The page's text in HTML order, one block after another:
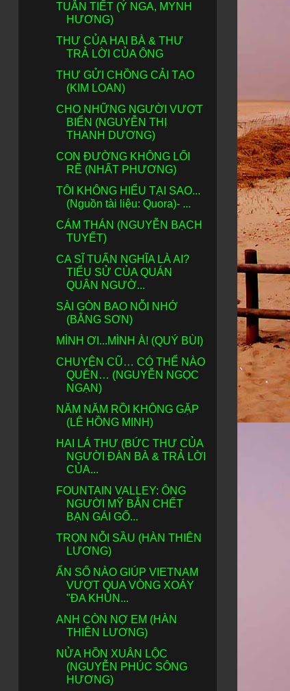
TUẪN TIẾT (Ý NGA, MYNH
HƯƠNG)
THƯ CỦA HAI BÀ & THƯ
TRẢ LỜI CỦA ÔNG
THƯ GỬI CHỒNG CẢI TẠO
(KIM LOAN)
CHO NHỮNG NGƯỜI VƯỢT
BIỂN (NGUYỄN THỊ
THANH DƯƠNG)
CON ĐƯỜNG KHÔNG LỐI
RẼ (NHẤT PHƯƠNG)
TÔI KHÔNG HIỂU TẠI SAO...
(Nguồn tài liệu: Quora)- ...
CÁM THÁN (NGUYỄN BẠCH
TUYẾT)
CA SĨ TUẤN NGHĨA LÀ AI?
TIỂU SỬ CỦA QUÁN
QUÂN NGƯỜ...
SÀI GÒN BAO NỖI NHỚ
(BẰNG SƠN)
MÌNH ƠI...MÌNH À! (QUÝ BÙI)
CHUYỆN CŨ… CÓ THỂ NÀO
QUÊN… (NGUYỄN NGỌC
NGẠN)
NĂM NĂM RỒI KHÔNG GẶP
(LÊ HỒNG MINH)
HAI LÁ THƯ (BỨC THƯ CỦA
NGƯỜI ĐÀN BÀ & TRẢ LỜI
CỦA...
FOUNTAIN VALLEY: ÔNG
NGƯỜI MỸ BẮN CHẾT
BẠN GÁI GỐ...
TRỌN NỖI SẦU (HÀN THIÊN
LƯƠNG)
ẨN SỐ NÀO GIÚP VIETNAM
VƯỢT QUA VÒNG XOÁY
"ĐA KHỦN...
ANH CÒN NỢ EM (HÀN
THIÊN LƯƠNG)
NỬA HỒN XUÂN LỘC
(NGUYỄN PHÚC SÔNG
HƯƠNG)